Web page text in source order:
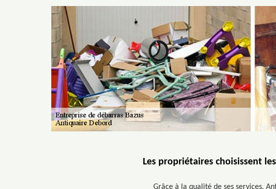
Les propriétaires choisissent
Grâce à la qualité de ses services,